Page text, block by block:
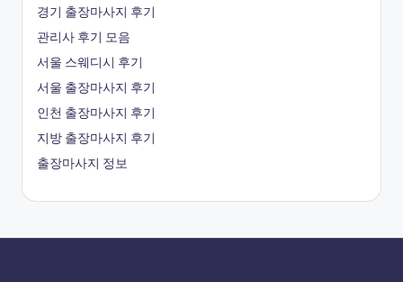
경기 출장마사지 후기
관리사 후기 모음
서울 스웨디시 후기
서울 출장마사지 후기
인천 출장마사지 후기
지방 출장마사지 후기
출장마사지 정보